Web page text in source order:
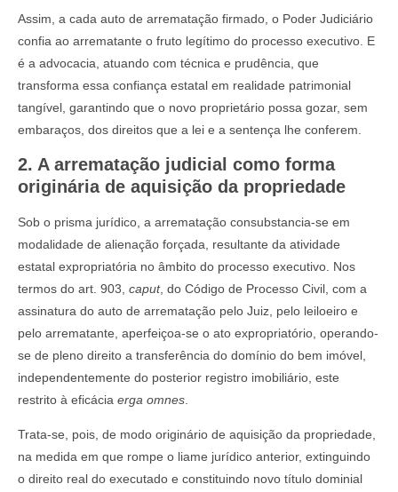
Assim, a cada auto de arrematação firmado, o Poder Judiciário
confia ao arrematante o fruto legítimo do processo executivo. E
é a advocacia, atuando com técnica e prudência, que
transforma essa confiança estatal em realidade patrimonial
tangível, garantindo que o novo proprietário possa gozar, sem
embaraços, dos direitos que a lei e a sentença lhe conferem.
2. A arrematação judicial como forma
originária de aquisição da propriedade
Sob o prisma jurídico, a arrematação consubstancia-se em
modalidade de alienação forçada, resultante da atividade
estatal expropriatória no âmbito do processo executivo. Nos
termos do art. 903, caput, do Código de Processo Civil, com a
assinatura do auto de arrematação pelo Juiz, pelo leiloeiro e
pelo arrematante, aperfeiçoa-se o ato expropriatório, operando-
se de pleno direito a transferência do domínio do bem imóvel,
independentemente do posterior registro imobiliário, este
restrito à eficácia erga omnes
Trata-se, pois, de modo originário de aquisição da propriedade,
na medida em que rompe o liame jurídico anterior, extinguindo
o direito real do executado e constituindo novo título dominial